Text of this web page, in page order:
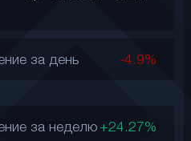
за день -4.9%
за неделю+24.27%